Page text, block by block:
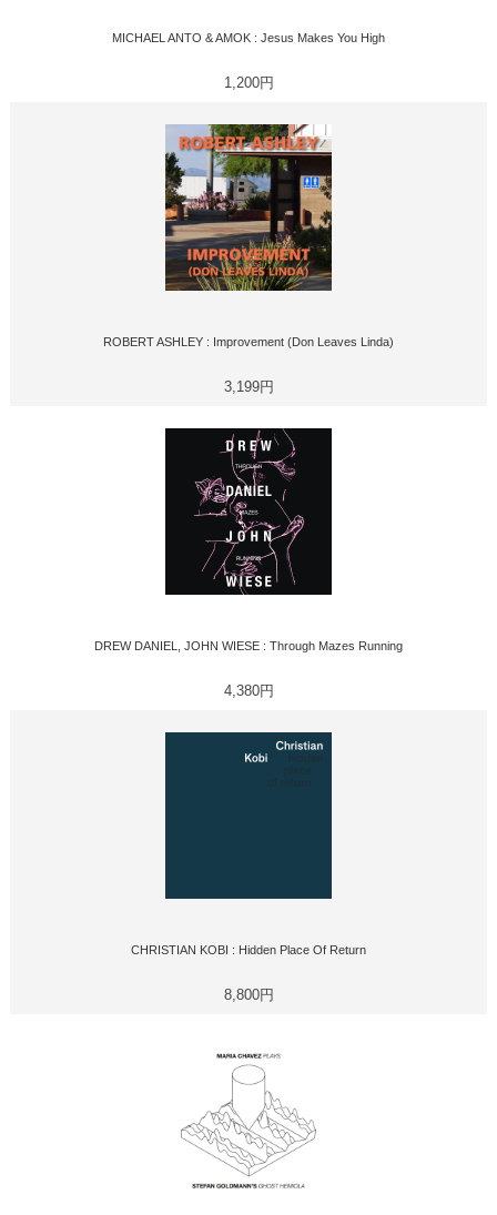
MICHAEL ANTO & AMOK : Jesus Makes You High
1,200円
ROBERT ASHLEY : Improvement (Don Leaves Linda)
3,199円
DREW DANIEL, JOHN WIESE : Through Mazes Running
4,380円
CHRISTIAN KOBI : Hidden Place Of Return
8,800円